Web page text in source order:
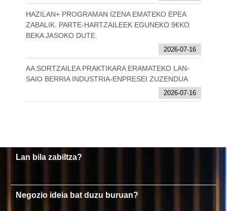
HAZILAN+ PROGRAMAN IZENA EMATEKO EPEA
ZABALIK. PARTE-HARTZAILEEK EGUNEKO 9€KO
BEKA JASOKO DUTE.
2026-07-16
AA SORTZAILEA PRAKTIKARA ERAMATEKO LAN-
SAIO BERRIA INDUSTRIA-ENPRESEI ZUZENDUA
2026-07-16
Lan bila zabiltza?
Negozio ideia bat duzu buruan?